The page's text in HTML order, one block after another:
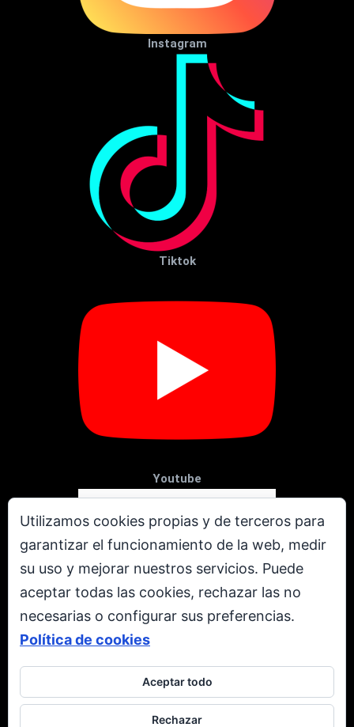
Utilizamos cookies propias y de terceros para
garantizar el funcionamiento de la web, medir
su uso y mejorar nuestros servicios. Puede
aceptar todas las cookies, rechazar las no
necesarias o configurar sus preferencias.
Política de cookies
Aceptar todo
Rechazar
Instagram
Tiktok
Youtube
X